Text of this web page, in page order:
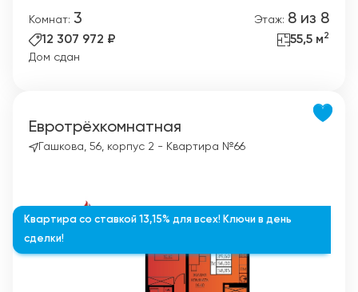
Комнат: 3 Этаж: 8 из 8
12 307 972 ₽ 55,5 м2
Дом сдан
Евротрёхкомнатная
Гашкова, 56, корпус 2 - Квартира №66
Квартира со ставкой 13,15% для всех! Ключи в день
сделки!